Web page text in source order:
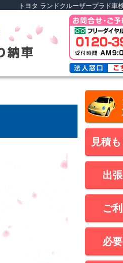
トヨタ ランドクルーザープラド車
見積
出
ご
必